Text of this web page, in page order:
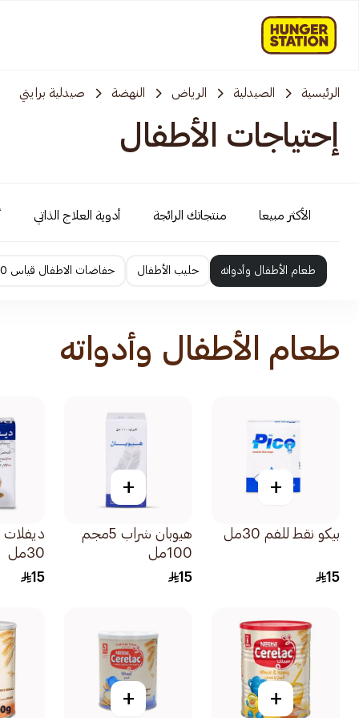
الرئيسية الصيدلية الرياض النهضة صيدلية برايتي
إحتياجات الأطفال
الأكثر مبيعا منتجاتك الرائجة أدوية العلاج الذاتي
طعام الأطفال وأدواته حليب الأطفال حفاضات الاطفال قياس 0 الى 2
طعام الأطفال وأدواته
+
بيكو نقط للفم 30مل
15
+
هيوبان شراب 5مجم
100مل
15
ديفلات
30مل
15
+
+